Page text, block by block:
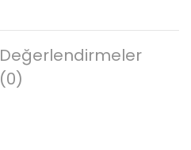
Değerlendirmeler
(0)